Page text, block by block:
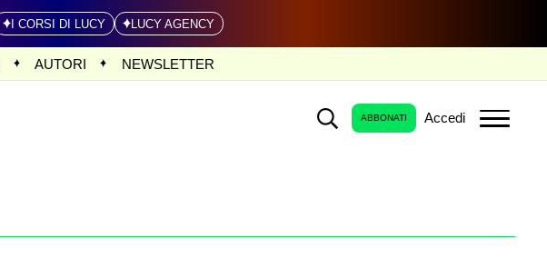
I CORSI DI LUCY LUCY AGENCY
AUTORI NEWSLETTER
ABBONATI Accedi